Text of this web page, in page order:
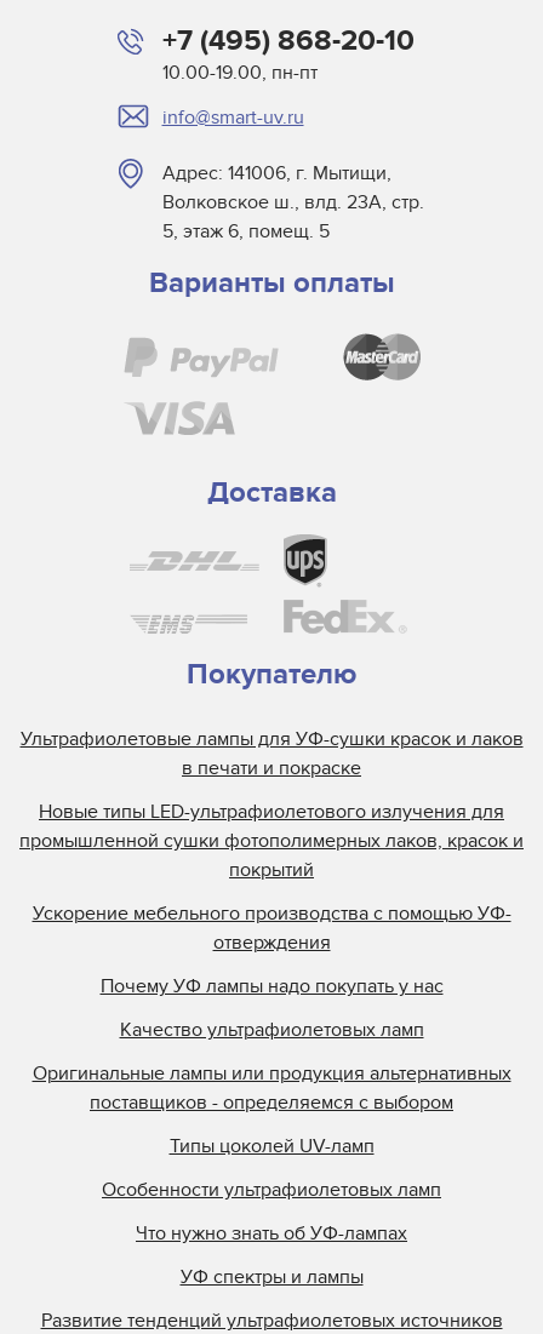
+7 (495) 868-20-10
10.00-19.00, пн-пт
info@smart-uv.ru
Адрес: 141006, г. Мытищи,
Волковское ш., влд. 23А, стр.
5, этаж 6, помещ. 5
Варианты оплаты
Доставка
Покупателю
Ультрафиолетовые лампы для УФ-сушки красок и лаков
в печати и покраске
Новые типы LED-ультрафиолетового излучения для
промышленной сушки фотополимерных лаков, красок и
покрытий
Ускорение мебельного производства с помощью УФ-
отверждения
Почему УФ лампы надо покупать у нас
Качество ультрафиолетовых ламп
Оригинальные лампы или продукция альтернативных
поставщиков - определяемся с выбором
Типы цоколей UV-ламп
Особенности ультрафиолетовых ламп
Что нужно знать об УФ-лампах
УФ спектры и лампы
Развитие тенденций ультрафиолетовых источников